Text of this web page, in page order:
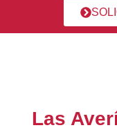
Las